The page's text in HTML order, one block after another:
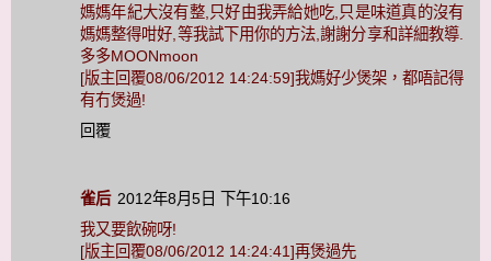
媽媽年紀大沒有整,只好由我弄給她吃,只是味道真的沒有
媽媽整得咁好,等我試下用你的方法,謝謝分享和詳細教導.
多多MOONmoon
[版主回覆08/06/2012 14:24:59]我媽好少煲架，都唔記得
有冇煲過!
回覆
雀后 2012年8月5日 下午10:16
我又要飲碗呀!
[版主回覆08/06/2012 14:24:41]再煲過先